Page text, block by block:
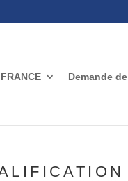
FRANCE Demande